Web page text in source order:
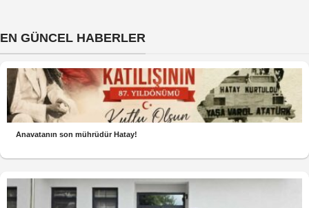
EN GÜNCEL HABERLER
Anavatanın son mührüdür Hatay!